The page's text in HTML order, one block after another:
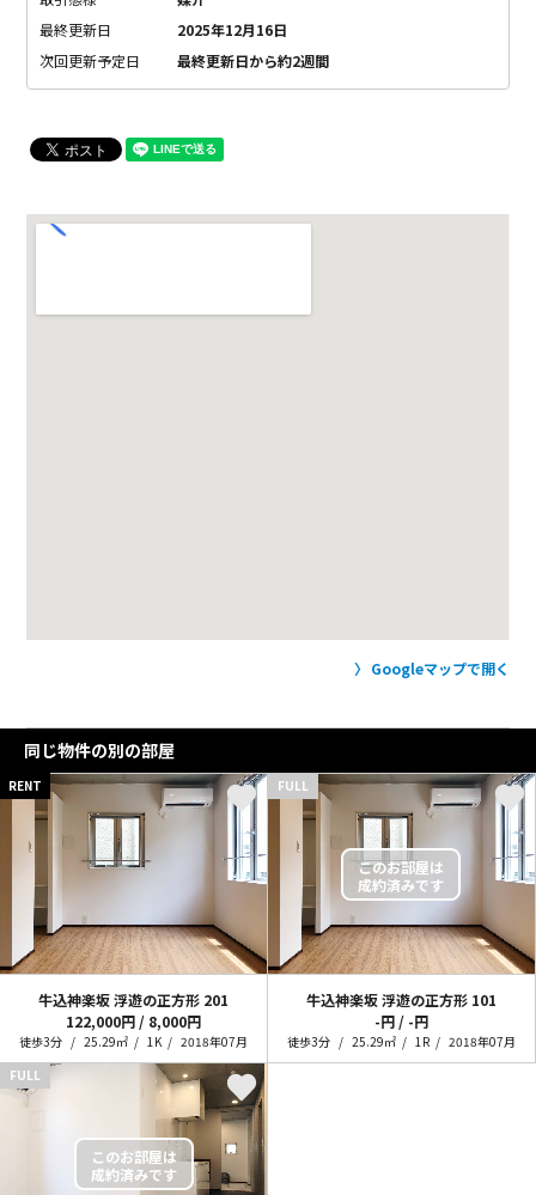
最終更新日
2025年12月16日
次回更新予定日
最終更新日から約2週間
Googleマップで開く
同じ物件の別の部屋
RENT
牛込神楽坂 浮遊の正方形 201
122,000円 / 8,000円
徒歩3分 25.29㎡ 1K 2018年07月
FULL
牛込神楽坂 浮遊の正方形 101
-円 / -円
徒歩3分 25.29㎡ 1R
2018年07月
FULL